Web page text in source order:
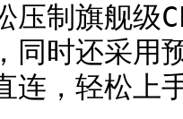
压制旗舰级
同时还采用
连，轻松上